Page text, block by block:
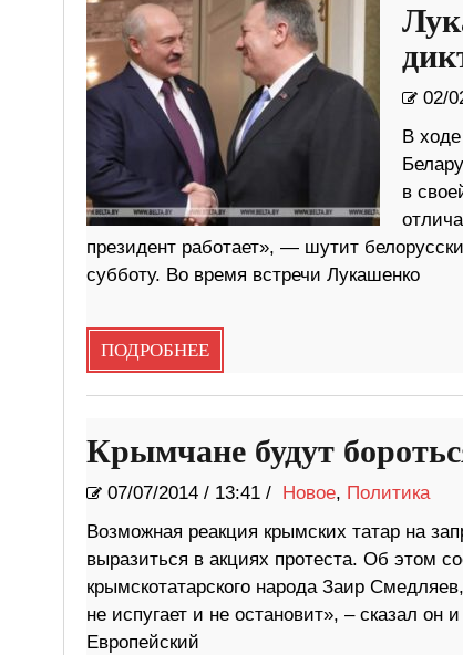
02/
В
в
президент работает», — шутит
субботу. Во время встречи Лукашенко
ПОДРОБНЕЕ
Крымчане будут
07/07/2014/ 13:41 / Новое, Политика
Возможная реакция крымских татар на
выразиться в акциях протеста. Об этом
крымскотатарского народа Заир
не испугает и не остановит», – сказал
Европейский